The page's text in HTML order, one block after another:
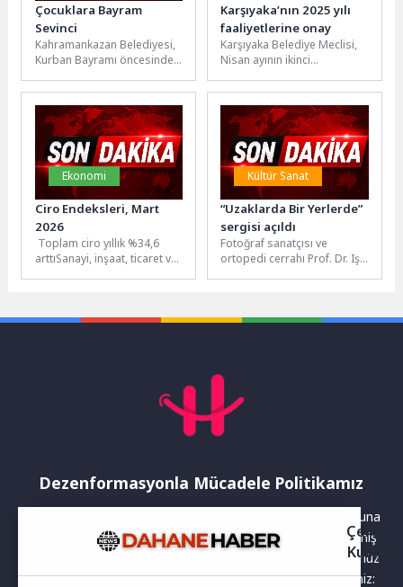
Çocuklara Bayram
Sevinci
Kahramankazan Belediyesi,
Kurban Bayramı öncesinde
yönelik anlamlı bir destek
çalışması
gerçekleştirdi.Sosyal
Hizmetler...
Karşıyaka’nın 2025 yılı
faaliyetlerine onay
Karşıyaka Belediye Meclisi,
Nisan ayının ikinci
Faaliyet Raporu’nu
onayladı. Hayata geçirdikleri
projelere...
Ekonomi
Ciro Endeksleri, Mart
2026
Toplam ciro yıllık %34,6
arttıSanayi, inşaat, ticaret ve
Kültür Sanat
“Uzaklarda Bir Yerlerde”
sergisi açıldı
Fotoğraf sanatçısı ve
ortopedi cerrahı Prof. Dr. Işık
Dezenformasyonla Mücadele Politikamız
Yayınlanan haberler doğruluk ilkesi gözetilerek hazırlanır. Buna
rağmen bazı içeriklerde eksik, hatalı veya güncelliğini yitirmiş
bilgiler bulunabilir.Yanlış veya yanıltıcı olduğunu düşündüğünüz
haberleri aşağıdaki iletişim kanallarından bize bildirebilirsiniz:
Çerez